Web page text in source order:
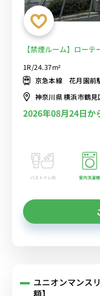
【禁煙ルーム】ロー
歯学部附属病院まで徒
1R/24.37m²
京急本線 花月園前
神奈川県 横浜市鶴
2026年08月24日か
バストイレ別 室内洗濯機
ユニオンマンス